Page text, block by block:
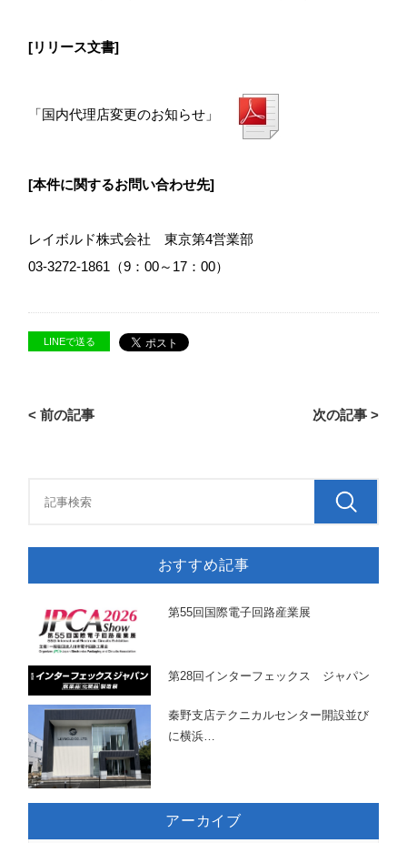
[リリース文書]
「国内代理店変更のお知らせ」
[本件に関するお問い合わせ先]
レイボルド株式会社 東京第4営業部
03-3272-1861（9：00～17：00）
LINEで送る
< 前の記事 次の記事 >
おすすめ記事
第55回国際電子回路産業展
第28回インターフェックス ジャパン
秦野支店テクニカルセンター開設並び
に横浜…
アーカイブ